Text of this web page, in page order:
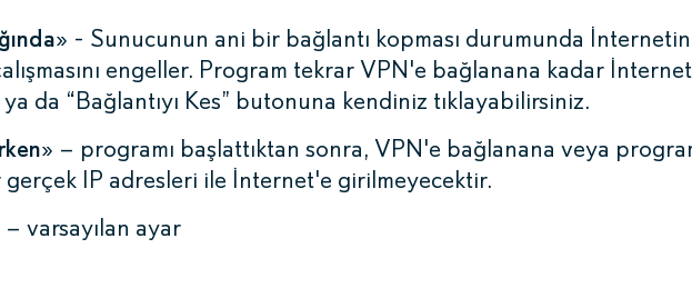
» - Sunucunun ani bir bağlantı kopması durumunda İnternetin
engeller. Program tekrar VPN'e bağlanana kadar İnternet
ya da “Bağlantıyı Kes” butonuna kendiniz tıklayabilirsiniz.
» – programı başlattıktan sonra, VPN'e bağlanana veya
gerçek IP adresleri ile İnternet'e girilmeyecektir.
– varsayılan ayar